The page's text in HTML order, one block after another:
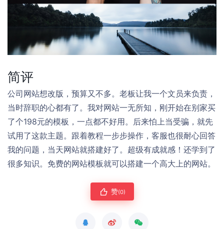
简评
公司网站想改版，预算又不多。老板让我一个文员来负责，
当时辞职的心都有了。我对网站一无所知，刚开始在别家买
了个198元的模板，一点都不好用。后来怕上当受骗，就先
试用了这款主题。跟着教程一步步操作，客服也很耐心回答
我的问题，当天网站就搭建好了。超级有成就感！还学到了
很多知识。免费的网站模板就可以搭建一个高大上的网站。
赞(0)